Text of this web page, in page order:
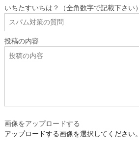
いちたすいちは？（全角数字で記載下さい）
投稿の内容
画像をアップロードする
アップロードする画像を選択してください。